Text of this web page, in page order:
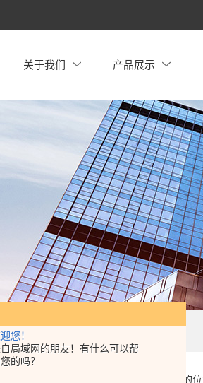
您！
局域网的朋友！有什么可以帮
的吗？
关于我们 产品展示
你的